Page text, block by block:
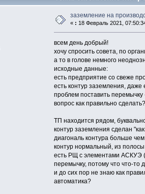
заземление на
« : 18 Февраль 2021,
всем день добрый!
хочу спросить совета, по
а то в голове немного
исходные данные:
есть предприятие со свеже
есть контур заземления, даже
проблем поставить перемычку
вопрос как правильно сделать?
ТП находится рядом,
контур заземления сделан
диагональ контура больше
контур нормальный, из
есть РЩ с элементами АСКУЭ
перемычку, потому что что-
и до сих пор не знаю как
автоматика?